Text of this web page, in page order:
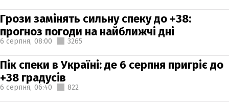
Грози замінять сильну спеку до +38:
прогноз погоди на найближчі дні
6 серпня, 08:00 3265
Пік спеки в Україні: де 6 серпня пригріє до
+38 градусів
6 серпня, 06:40 822